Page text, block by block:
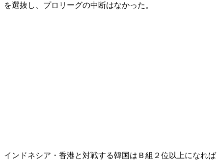
を選抜し、プロリーグの中断はなかった。
インドネシア・香港と対戦する韓国はＢ組２位以上になれば